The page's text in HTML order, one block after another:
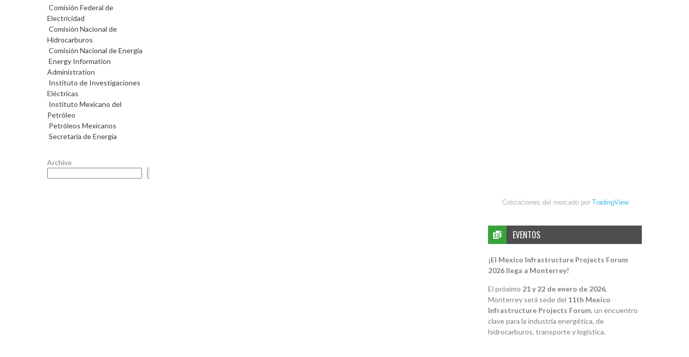
Cotizaciones del mercado por TradingView
EVENTOS
¡El Mexico Infrastructure Projects Forum
2026 llega a Monterrey!
El próximo 21 y 22 de enero de 2026,
Monterrey será sede del 11th Mexico
Infrastructure Projects Forum, un encuentro
clave para la industria energética, de
hidrocarburos, transporte y logística.
Comisión Federal de
Electricidad
Comisión Nacional de
Hidrocarburos
Comisión Nacional de Energía
Energy Information
Administration
Instituto de Investigaciones
Eléctricas
Instituto Mexicano del
Petróleo
Petróleos Mexicanos
Secretaría de Energía
Archivo